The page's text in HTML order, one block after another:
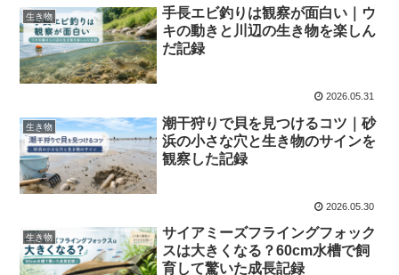
生き物
手長エビ釣りは観察が面白い｜ウ
キの動きと川辺の生き物を楽しん
だ記録
2026.05.31
生き物
潮干狩りで貝を見つけるコツ｜砂
浜の小さな穴と生き物のサインを
観察した記録
2026.05.30
生き物
サイアミーズフライングフォック
スは大きくなる？60cm水槽で飼
育して驚いた成長記録